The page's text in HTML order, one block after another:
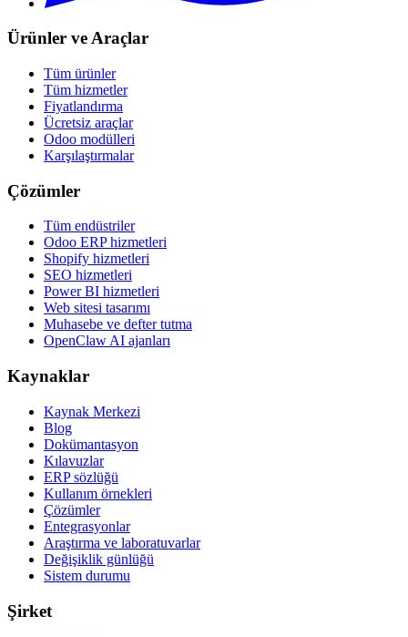
Ürünler ve Araçlar
Tüm ürünler
Tüm hizmetler
Fiyatlandırma
Ücretsiz araçlar
Odoo modülleri
Karşılaştırmalar
Çözümler
Tüm endüstriler
Odoo ERP hizmetleri
Shopify hizmetleri
SEO hizmetleri
Power BI hizmetleri
Web sitesi tasarımı
Muhasebe ve defter tutma
OpenClaw AI ajanları
Kaynaklar
Kaynak Merkezi
Blog
Dokümantasyon
Kılavuzlar
ERP sözlüğü
Kullanım örnekleri
Çözümler
Entegrasyonlar
Araştırma ve laboratuvarlar
Değişiklik günlüğü
Sistem durumu
Şirket